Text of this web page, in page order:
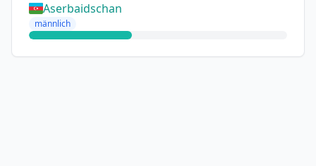
Aserbaidschan
männlich